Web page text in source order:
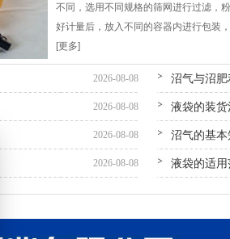
不同，选用不同规格的筛网进行过滤，
好计量后，放入不同的容器内进行包装
[更多]
2026-08-08 沼气与沼肥
2026-08-08 液袋的装
2026-08-08 沼气的基
2026-08-08 液袋的适用